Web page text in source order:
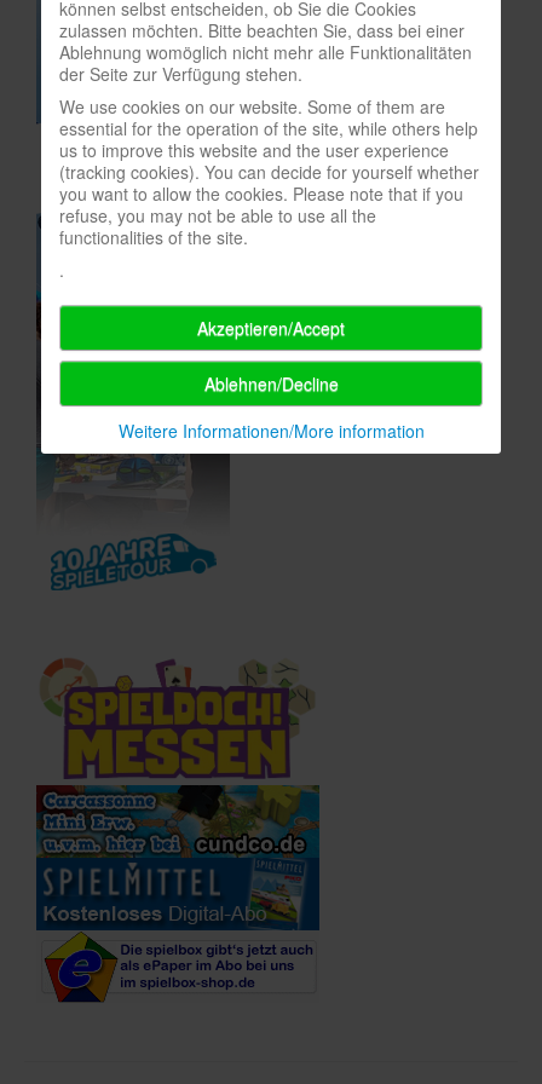
In eigener Sache-On our own behalf
Archivierte Meldungen-News archive
können selbst entscheiden, ob Sie die Cookies
zulassen möchten. Bitte beachten Sie, dass bei einer
Ablehnung womöglich nicht mehr alle Funktionalitäten
der Seite zur Verfügung stehen.
We use cookies on our website. Some of them are
essential for the operation of the site, while others help
us to improve this website and the user experience
(tracking cookies). You can decide for yourself whether
you want to allow the cookies. Please note that if you
refuse, you may not be able to use all the
functionalities of the site.
.
Akzeptieren/Accept
Ablehnen/Decline
Weitere Informationen/More information